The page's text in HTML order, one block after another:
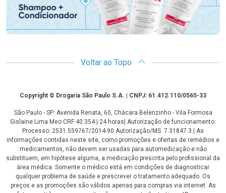
Voltar ao Topo
CopyrightCopyright © Drogaria São Paulo S.A. | CNPJ: 61.412.110/0565-33
São Paulo - SP: Avenida Renata, 60, Chácara Belenzinho - Vila Formosa
Gislaine Lima Meo CRF 40.354 | 24 horas| Autorização de funcionamento:
Processo: 2531.559767/2014-90 Autorização/MS: 7.31847.3 | As
informações contidas neste site, como promoções e ofertas de remédios e
medicamentos, não devem ser usadas para automedicação e não
substituem, em hipótese alguma, a medicação prescrita pelo profissional da
área médica. Somente o médico está em condições de diagnosticar
qualquer problema de saúde e prescrever o tratamento adequado. Os
preços e as promoções são válidos apenas para compras via internet. As